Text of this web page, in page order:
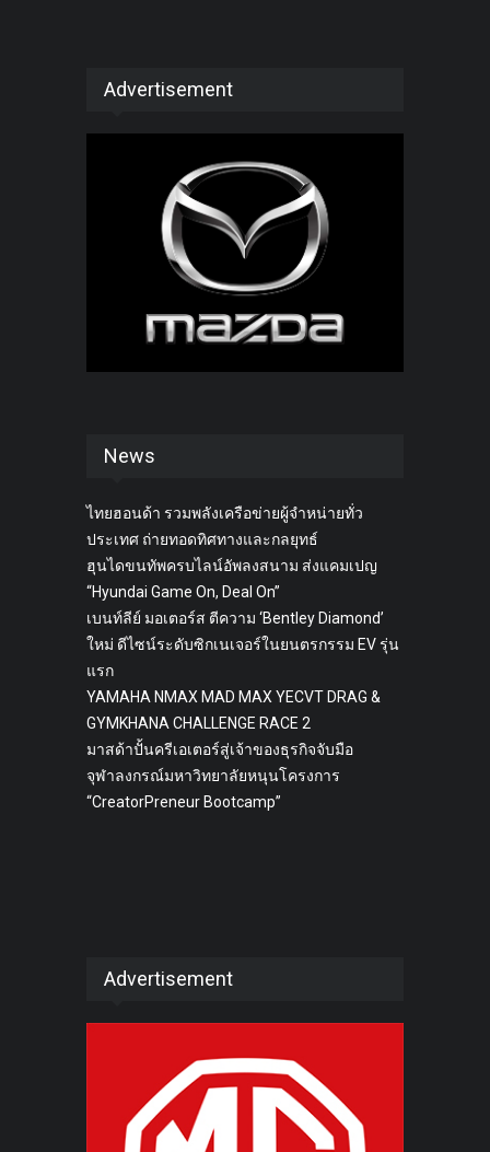
Advertisement
News
ไทยฮอนด้า รวมพลังเครือข่ายผู้จำหน่ายทั่ว
ประเทศ ถ่ายทอดทิศทางและกลยุทธ์
ฮุนไดขนทัพครบไลน์อัพลงสนาม ส่งแคมเปญ
“Hyundai Game On, Deal On”
เบนท์ลีย์ มอเตอร์ส ตีความ ‘Bentley Diamond’
ใหม่ ดีไซน์ระดับซิกเนเจอร์ในยนตรกรรม EV รุ่น
แรก
YAMAHA NMAX MAD MAX YECVT DRAG &
GYMKHANA CHALLENGE RACE 2
มาสด้าปั้นครีเอเตอร์สู่เจ้าของธุรกิจจับมือ
จุฬาลงกรณ์มหาวิทยาลัยหนุนโครงการ
“CreatorPreneur Bootcamp”
Advertisement